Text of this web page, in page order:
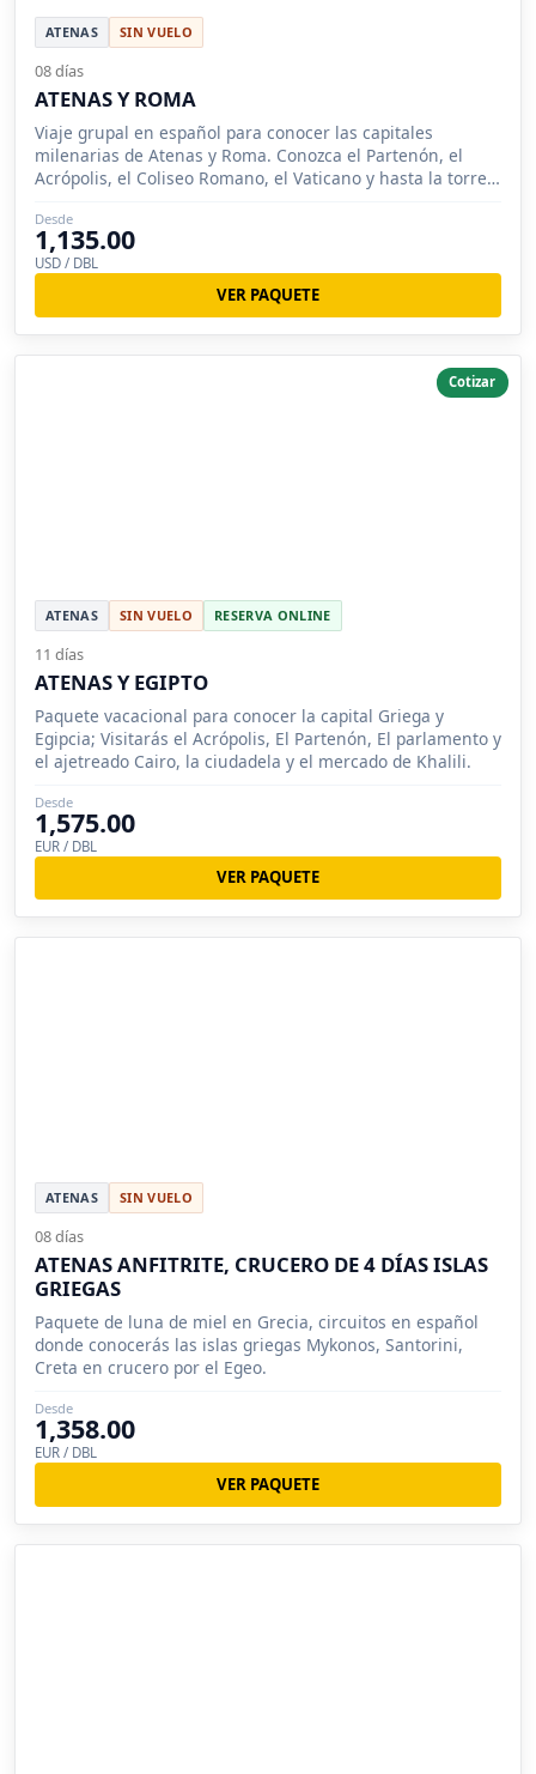
ATENAS SIN VUELO
08 días
ATENAS Y ROMA
Viaje grupal en español para conocer las capitales
milenarias de Atenas y Roma. Conozca el Partenón, el
Acrópolis, el Coliseo Romano, el Vaticano y hasta la torre
Desde
1,135.00
USD / DBL
VER PAQUETE
Cotizar
ATENAS SIN VUELO RESERVA ONLINE
11 días
ATENAS Y EGIPTO
Paquete vacacional para conocer la capital Griega y
Egipcia; Visitarás el Acrópolis, El Partenón, El parlamento y
el ajetreado Cairo, la ciudadela y el mercado de Khalili.
Desde
1,575.00
EUR / DBL
VER PAQUETE
ATENAS SIN VUELO
08 días
ATENAS ANFITRITE, CRUCERO DE 4 DÍAS ISLAS
GRIEGAS
Paquete de luna de miel en Grecia, circuitos en español
donde conocerás las islas griegas Mykonos, Santorini,
Creta en crucero por el Egeo.
Desde
1,358.00
EUR / DBL
VER PAQUETE